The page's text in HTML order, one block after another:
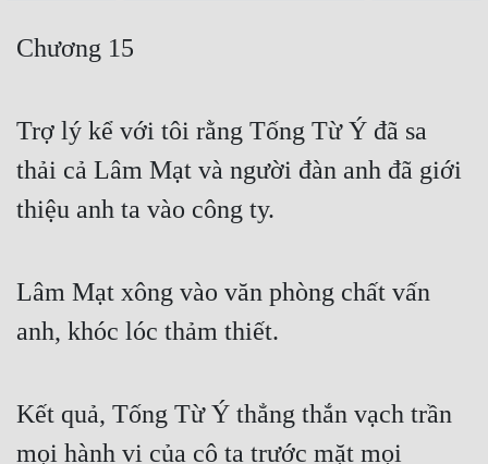
Hậu Cung
Truyện Convert
Truyện Dịch
Cung Đấu
Chương 15
Trợ lý kể với tôi rằng Tống Từ Ý đã sa
thải cả Lâm Mạt và người đàn anh đã giới
thiệu anh ta vào công ty.
Lâm Mạt xông vào văn phòng chất vấn
anh, khóc lóc thảm thiết.
Kết quả, Tống Từ Ý thẳng thắn vạch trần
mọi hành vi của cô ta trước mặt mọi